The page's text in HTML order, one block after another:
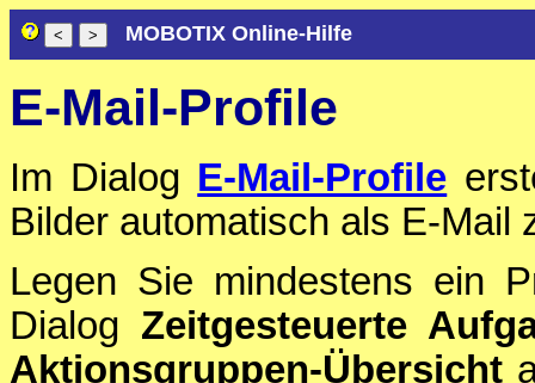
MOBOTIX Online-Hilfe
E-Mail-Profile
Im Dialog E-Mail-Profile
Bilder automatisch als E-Mail
Legen Sie mindestens ein
Dialog Zeitgesteuerte
Aktionsgruppen-Übersicht